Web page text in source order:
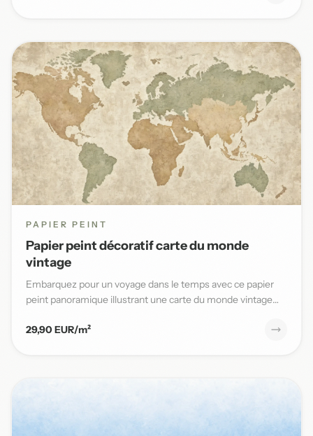
PAPIER PEINT
Papier peint décoratif carte du monde
vintage
Embarquez pour un voyage dans le temps avec ce papier
peint panoramique illustrant une carte du monde vintage
29,90 EUR/m²